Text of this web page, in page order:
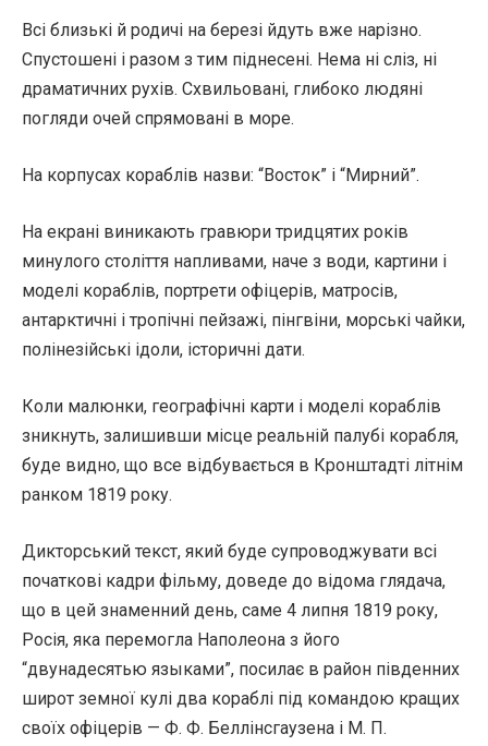
Всі близькі й родичі на березі йдуть вже нарізно.
Спустошені і разом з тим піднесені. Нема ні сліз, ні
драматичних рухів. Схвильовані, глибоко людяні
погляди очей спрямовані в море.
На корпусах кораблів назви: “Восток” і “Мирний”.
На екрані виникають гравюри тридцятих років
минулого століття напливами, наче з води, картини і
моделі кораблів, портрети офіцерів, матросів,
антарктичні і тропічні пейзажі, пінгвіни, морські чайки,
полінезійські ідоли, історичні дати.
Коли малюнки, географічні карти і моделі кораблів
зникнуть, залишивши місце реальній палубі корабля,
буде видно, що все відбувається в Кронштадті літнім
ранком 1819 року.
Дикторський текст, який буде супроводжувати всі
початкові кадри фільму, доведе до відома глядача,
що в цей знаменний день, саме 4 липня 1819 року,
Росія, яка перемогла Наполеона з його
“двунадесятью языками”, посилає в район південних
широт земної кулі два кораблі під командою кращих
своїх офіцерів — Ф. Ф. Беллінсгаузена і М. П.